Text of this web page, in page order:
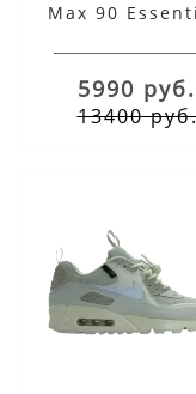
Max 90
5990 руб.
13400